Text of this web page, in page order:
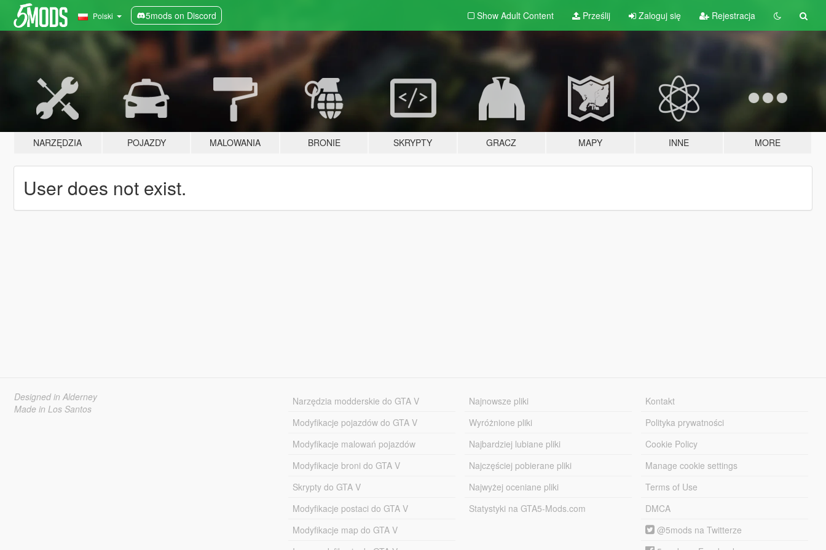
Polski 5mods on Discord Show Adult Content Prześlij Zaloguj się Rejestracja
NARZĘDZIA POJAZDY MALOWANIA BRONIE SKRYPTY GRACZ MAPY INNE MORE
User does not exist.
Designed in Alderney
Made in Los Santos
Narzędzia modderskie do GTA V
Modyfikacje pojazdów do GTA V
Modyfikacje malowań pojazdów
Modyfikacje broni do GTA V
Skrypty do GTA V
Modyfikacje postaci do GTA V
Modyfikacje map do GTA V
Najnowsze pliki
Wyróżnione pliki
Najbardziej lubiane pliki
Najczęściej pobierane pliki
Najwyżej oceniane pliki
Statystyki na GTA5-Mods.com
Kontakt
Polityka prywatności
Cookie Policy
Manage cookie settings
Terms of Use
DMCA
@5mods na Twitterze